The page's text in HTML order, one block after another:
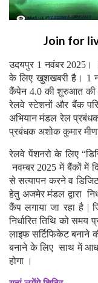
Join for
उदयपुर 1 नवंबर 2025।
के लिए खुशखबरी है। 1
कैंपेन 4.0 की शुरुआत की
रेलवे स्टेशनों और बैंक
अभियान मंडल रेल प्रबंधक
प्रबंधक अशोक कुमार
रेलवे पेंशनरो के लिए
नवम्बर 2025 में बैंकों में
से सत्यापन करने व
हेतु अजमेर मंडल द्वारा
कैंप लगाया जा रहा है |
निर्धारित तिथि को
लाइफ सर्टिफिकेट बनाने
बनाने के लिए साथ में
होगा ।